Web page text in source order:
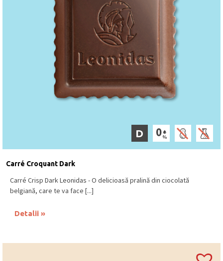
D
Carré Croquant Dark
Carré Crisp Dark Leonidas - O delicioasă pralină din ciocolată
belgiană, care te va face [...]
Detalii